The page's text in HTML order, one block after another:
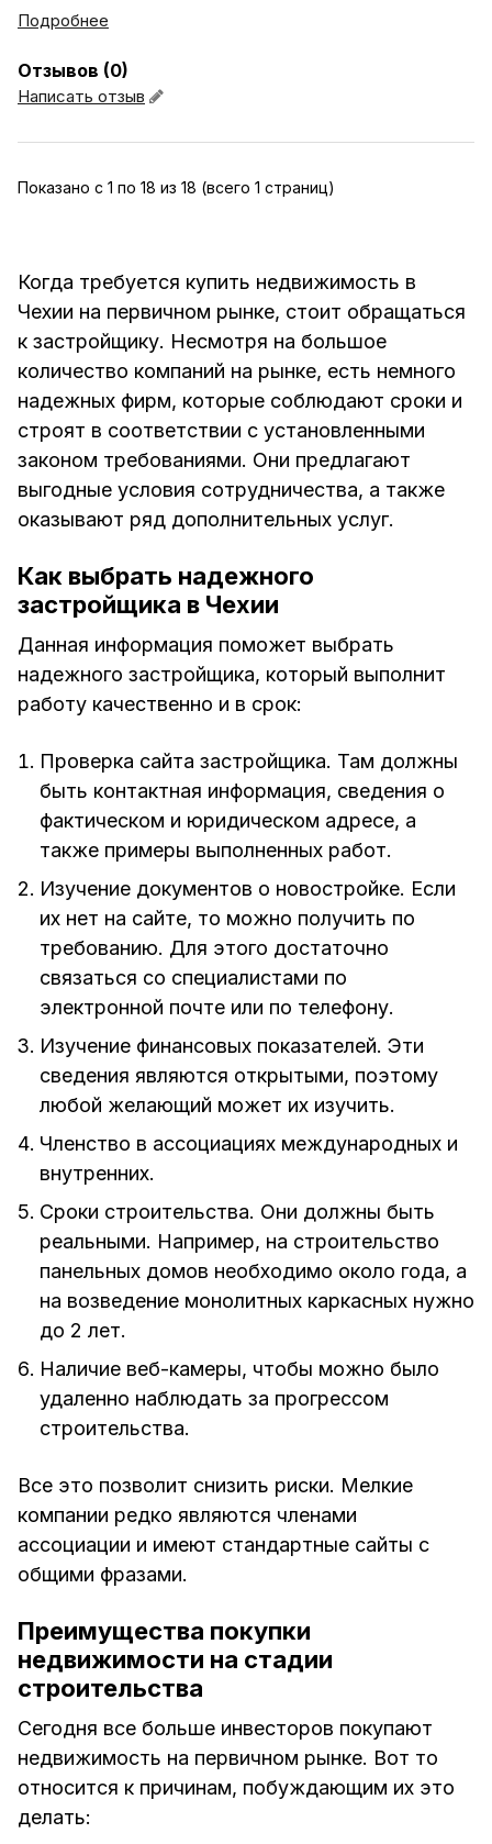
Подробнее
Отзывов (0)
Написать отзыв
Показано с 1 по 18 из 18 (всего 1 страниц)
Когда требуется купить недвижимость в
Чехии на первичном рынке, стоит обращаться
к застройщику. Несмотря на большое
количество компаний на рынке, есть немного
надежных фирм, которые соблюдают сроки и
строят в соответствии с установленными
законом требованиями. Они предлагают
выгодные условия сотрудничества, а также
оказывают ряд дополнительных услуг.
Как выбрать надежного
застройщика в Чехии
Данная информация поможет выбрать
надежного застройщика, который выполнит
работу качественно и в срок:
Проверка сайта застройщика. Там должны
быть контактная информация, сведения о
фактическом и юридическом адресе, а
также примеры выполненных работ.
Изучение документов о новостройке. Если
их нет на сайте, то можно получить по
требованию. Для этого достаточно
связаться со специалистами по
электронной почте или по телефону.
Изучение финансовых показателей. Эти
сведения являются открытыми, поэтому
любой желающий может их изучить.
Членство в ассоциациях международных и
внутренних.
Сроки строительства. Они должны быть
реальными. Например, на строительство
панельных домов необходимо около года, а
на возведение монолитных каркасных нужно
до 2 лет.
Наличие веб-камеры, чтобы можно было
удаленно наблюдать за прогрессом
строительства.
Все это позволит снизить риски. Мелкие
компании редко являются членами
ассоциации и имеют стандартные сайты с
общими фразами.
Преимущества покупки
недвижимости на стадии
строительства
Сегодня все больше инвесторов покупают
недвижимость на первичном рынке. Вот то
относится к причинам, побуждающим их это
делать: